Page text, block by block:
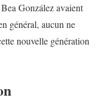
González avaient
général, aucun ne
nouvelle génération